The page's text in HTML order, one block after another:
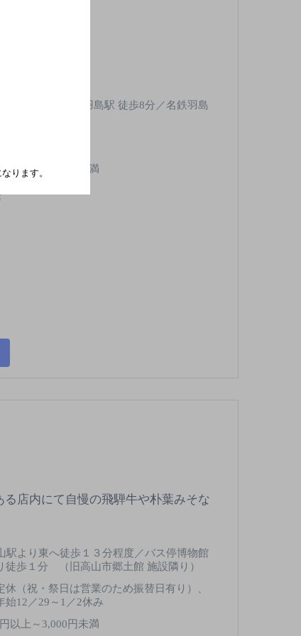
食]
意できます。
海道新幹線 岐阜羽島駅 徒歩8分／名鉄羽島
以上～3,000円未満
店内にて自慢の飛騨牛や朴葉みそな
駅より東へ徒歩１３分程度／バス停博物館
徒歩１分 （旧高山市郷土館 施設隣り）
休（祝・祭日は営業のため振替日有り）、
始12／29～1／2休み
以上～3,000円未満
ります。